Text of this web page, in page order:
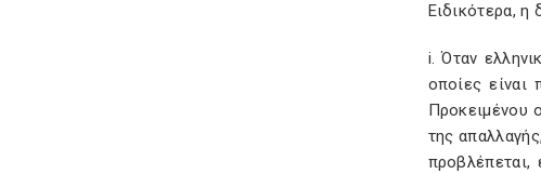
Ειδικότερα,
i. Όταν
οποίες είναι
Προκειμένου
της